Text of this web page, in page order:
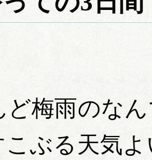
ど梅雨のな
こぶる天気